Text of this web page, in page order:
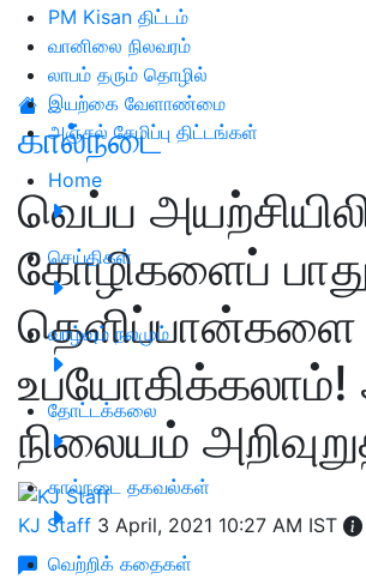
PM Kisan திட்டம்
வானிலை நிலவரம்
லாபம் தரும் தொழில்
இயற்கை வேளாண்மை
அஞ்சல் சேமிப்பு திட்டங்கள்
Home
செய்திகள்
வாழ்வும் நலமும்
தோட்டக்கலை
கால்நடை தகவல்கள்
வெற்றிக் கதைகள்
கால்நடை
வெப்ப
கோழிகளைப்
தெளிப்பான்களை
உபயோகிக்கலாம்!
நிலையம்
KJ Staff 3 April, 2021 10:27 AM IST